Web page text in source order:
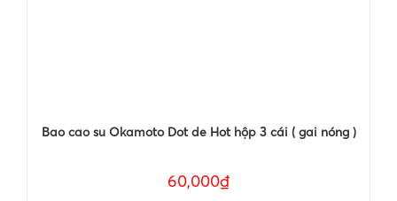
Bao cao su Okamoto Dot de Hot hộp 3 cái ( gai nóng )
60,000₫